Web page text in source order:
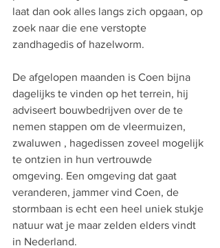
laat dan ook alles langs zich opgaan, op
zoek naar die ene verstopte
zandhagedis of hazelworm.
De afgelopen maanden is Coen bijna
dagelijks te vinden op het terrein, hij
adviseert bouwbedrijven over de te
nemen stappen om de vleermuizen,
zwaluwen , hagedissen zoveel mogelijk
te ontzien in hun vertrouwde
omgeving. Een omgeving dat gaat
veranderen, jammer vind Coen, de
stormbaan is echt een heel uniek stukje
natuur wat je maar zelden elders vindt
in Nederland.